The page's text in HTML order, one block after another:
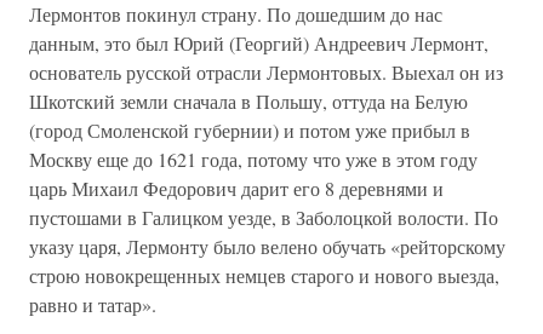
Лермонтов покинул страну. По дошедшим до нас
данным, это был Юрий (Георгий) Андреевич Лермонт,
основатель русской отрасли Лермонтовых. Выехал он из
Шкотский земли сначала в Польшу, оттуда на Белую
(город Смоленской губернии) и потом уже прибыл в
Москву еще до 1621 года, потому что уже в этом году
царь Михаил Федорович дарит его 8 деревнями и
пустошами в Галицком уезде, в Заболоцкой волости. По
указу царя, Лермонту было велено обучать «рейторскому
строю новокрещенных немцев старого и нового выезда,
равно и татар».